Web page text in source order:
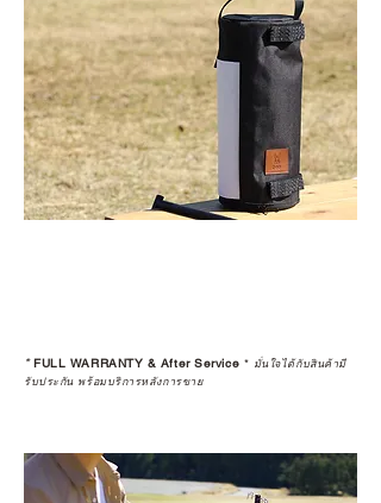
*FULL WARRANTY & After Service * มั่นใจได้กับสินค้ามี
รับประกัน พร้อมบริการหลังการขาย